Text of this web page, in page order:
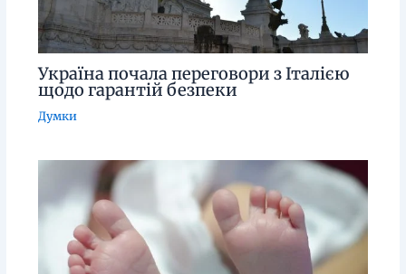
Україна почала переговори з Італією
щодо гарантій безпеки
Думки